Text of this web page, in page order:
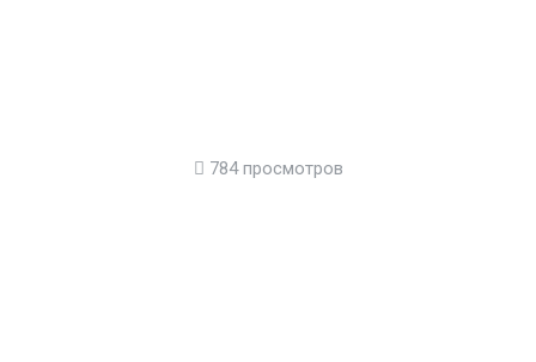
784 просмотров